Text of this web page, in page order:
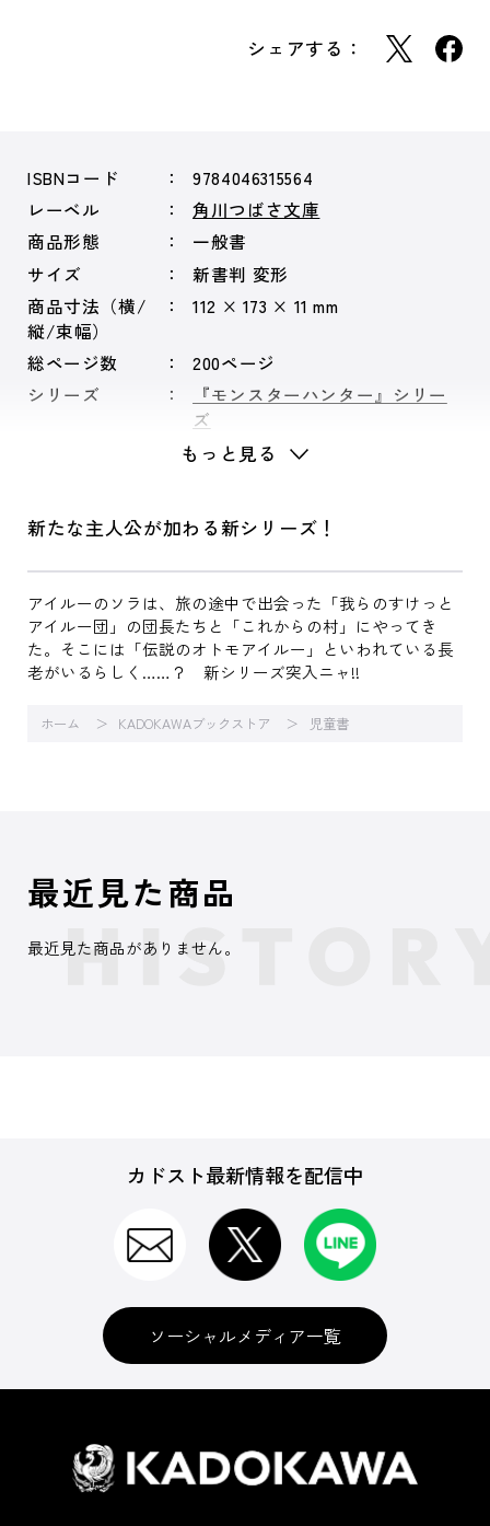
シェアする：
ISBNコード
9784046315564
レーベル
角川つばさ文庫
商品形態
一般書
サイズ
新書判 変形
商品寸法（横/
縦/束幅）
112 × 173 × 11 mm
総ページ数
200ページ
シリーズ
『モンスターハンター』シリー
ズ
もっと見る
新たな主人公が加わる新シリーズ！
アイルーのソラは、旅の途中で出会った「我らのすけっと
アイルー団」の団長たちと「これからの村」にやってき
た。そこには「伝説のオトモアイルー」といわれている長
老がいるらしく……？ 新シリーズ突入ニャ!!
ホーム KADOKAWAブックストア 児童書
最近見た商品
最近見た商品がありません。
カドスト最新情報を配信中
ソーシャルメディア一覧